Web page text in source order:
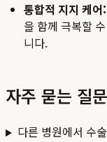
통합적 지지 케어:
을 함께 극복할
니다.
자주 묻는 질
다른 병원에서 수